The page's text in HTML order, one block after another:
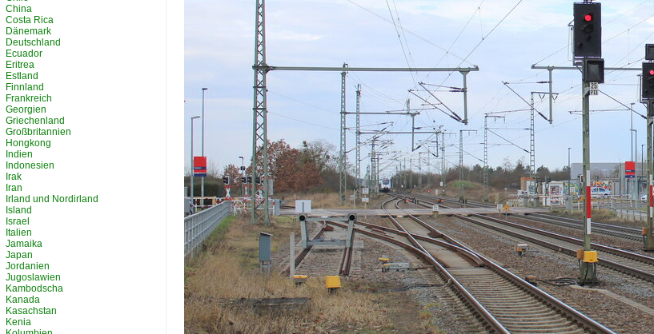
China
Costa Rica
Dänemark
Deutschland
Ecuador
Eritrea
Estland
Finnland
Frankreich
Georgien
Griechenland
Großbritannien
Hongkong
Indien
Indonesien
Irak
Iran
Irland und Nordirland
Island
Israel
Italien
Jamaika
Japan
Jordanien
Jugoslawien
Kambodscha
Kanada
Kasachstan
Kenia